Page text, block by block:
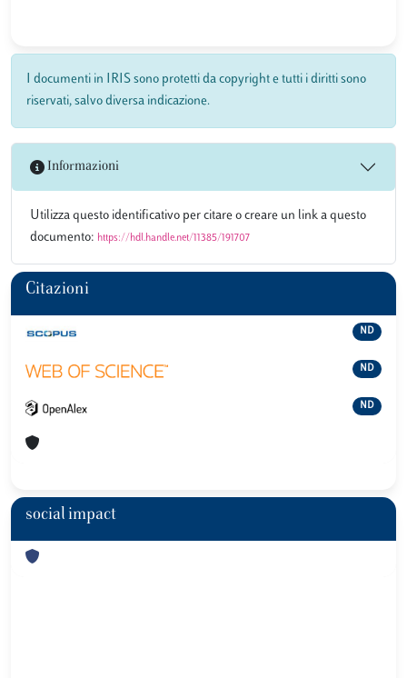
I documenti in IRIS sono protetti da copyright e tutti i diritti sono
riservati, salvo diversa indicazione.
Informazioni
Utilizza questo identificativo per citare o creare un link a questo
documento: https://hdl.handle.net/11385/191707
Citazioni
ND
ND
ND
social impact